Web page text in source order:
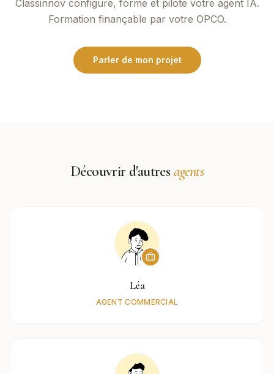
Classinnovconfigure, forme et pilote votre agent IA.
Formation finançable par votre OPCO.
Parler de mon projet
Découvrir d'autres agents
Léa
AGENT COMMERCIAL